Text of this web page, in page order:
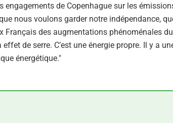
engagements de Copenhague sur les
nous voulons garder notre indépendance,
des augmentations phénoménales
de serre. C’est une énergie propre. Il y a
énergétique."